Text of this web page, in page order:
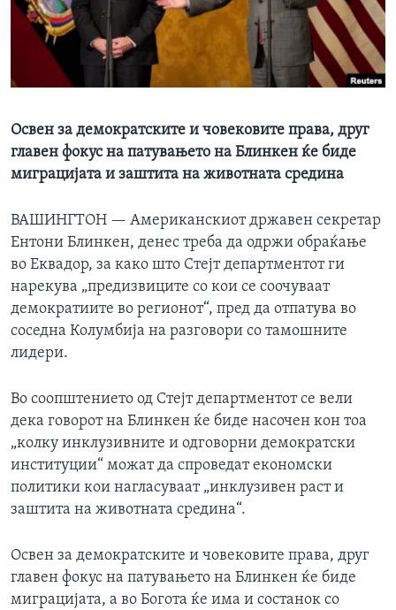
ИНТЕРВЈУА
Јазици
Освен за демократските и човековите права, друг
главен фокус на патувањето на Блинкен ќе биде
миграцијата и заштита на животната средина
ВАШИНГТОН — Американскиот државен секретар
Ентони Блинкен, денес треба да одржи обраќање
во Еквадор, за како што Стејт департментот ги
нарекува „предизвиците со кои се соочуваат
демократиите во регионот“, пред да отпатува во
соседна Колумбија на разговори со тамошните
лидери.
Во соопштението од Стејт департментот се вели
дека говорот на Блинкен ќе биде насочен кон тоа
„колку инклузивните и одговорни демократски
институции“ можат да спроведат економски
политики кои нагласуваат „инклузивен раст и
заштита на животната средина“.
Освен за демократските и човековите права, друг
главен фокус на патувањето на Блинкен ќе биде
миграцијата, а во Богота ќе има и состанок со